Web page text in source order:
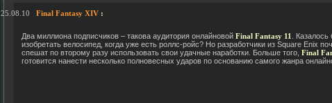
25.08.10 Final Fantasy XIV :
Два миллиона подписчиков – такова аудитория онлайновой Final Fantasy 11
.
изобретать велосипед, когда уже есть роллс-ройс? Но разработчики из Square Enix
спешат по второму разу использовать свои удачные наработки. Больше того, Final
готовится нанести несколько полновесных ударов по основанию самого жанра